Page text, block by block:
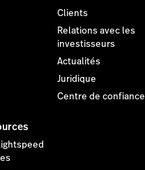
Clients
Relations avec les
investisseurs
Actualités
Juridique
Centre de confiance